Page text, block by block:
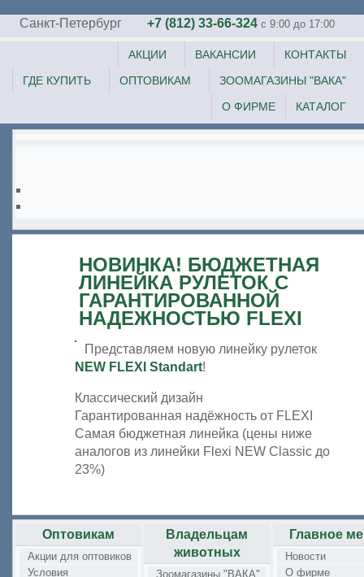
Санкт-Петербург +7 (812) 33-66-324 c 9:00 до 17:00
КОНТАКТЫ
ВАКАНСИИ
АКЦИИ
ЗООМАГАЗИНЫ "ВАКА"
ОПТОВИКАМ
ГДЕ КУПИТЬ
КАТАЛОГ
О ФИРМЕ
НОВИНКА! БЮДЖЕТНАЯ
ЛИНЕЙКА РУЛЕТОК С
ГАРАНТИРОВАННОЙ
НАДЕЖНОСТЬЮ FLEXI
Представляем новую линейку рулеток
NEW FLEXI Standart!
Классический дизайн
Гарантированная надёжность от FLEXI
Самая бюджетная линейка (цены ниже
аналогов из линейки Flexi NEW Classic до
23%)
Оптовикам
Акции для оптовиков
Условия
Владельцам
животных
Зоомагазины "ВАКА"
Главное
Новости
О фирме